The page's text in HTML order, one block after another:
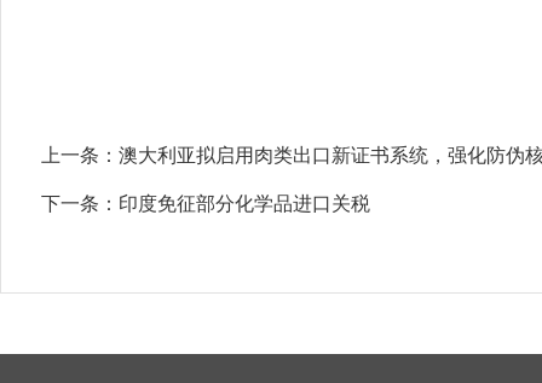
上一条： 澳大利亚拟启用肉类出口新证书系统，强化防伪
下一条： 印度免征部分化学品进口关税